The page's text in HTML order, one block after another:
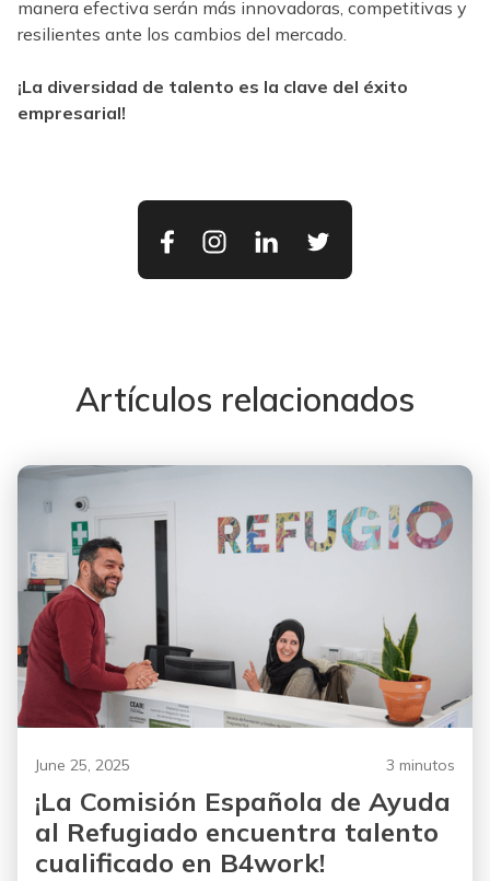
manera efectiva serán más innovadoras, competitivas y
resilientes ante los cambios del mercado.
¡La diversidad de talento es la clave del éxito
empresarial!
Artículos relacionados
June 25, 2025 3 minutos
¡La Comisión Española de Ayuda
al Refugiado encuentra talento
cualificado en B4work!